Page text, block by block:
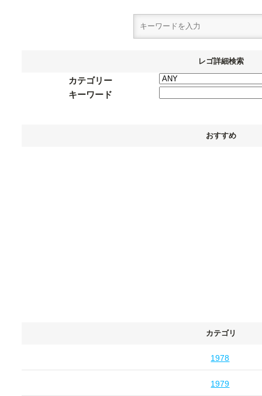
レゴ詳細検索
カテゴリー
キーワード
おすすめ
カテゴリ
1978
1979